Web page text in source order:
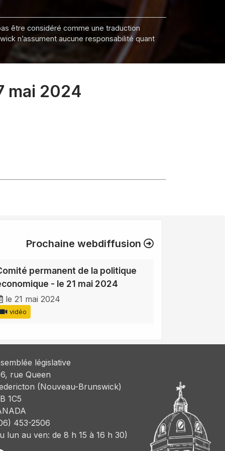
être considéré comme une traduction
n’assument aucune responsabilité quant
mai 2024
Prochaine webdiffusion
permanent de la politique
- le 21 mai 2024
le 21 mai 2024
vidéo
législative
rue Queen
(Nouveau-Brunswick)
1C5
453-2506
lun au ven: de 8 h 15 à 16 h 30)